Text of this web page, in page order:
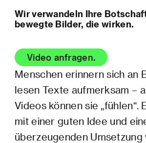
Wir verwandeln Ihre
bewegte Bilder, die wirken.
Video anfragen.
Menschen erinnern sich an
lesen Texte aufmerksam –
Videos können sie „fühlen“.
mit einer guten Idee und
überzeugenden